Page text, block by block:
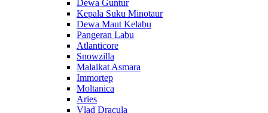
Dewa Guntur
Kepala Suku Minotaur
Dewa Maut Kelabu
Pangeran Labu
Atlanticore
Snowzilla
Malaikat Asmara
Immortep
Moltanica
Aries
Vlad Dracula